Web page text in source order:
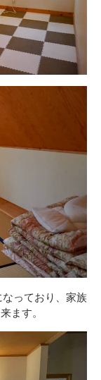
っており、家族
ます。